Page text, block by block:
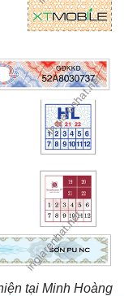
tại Minh Hoàng